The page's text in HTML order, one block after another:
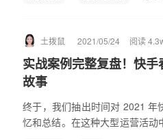
土拨鼠 2021/05/24 阅读
实战案例完整复盘！快
故事
终于，我们抽出时间对 2021 年
忆和总结。在这种大型运营活